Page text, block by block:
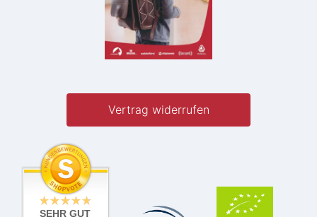
Vertrag widerrufen
SEHR GUT